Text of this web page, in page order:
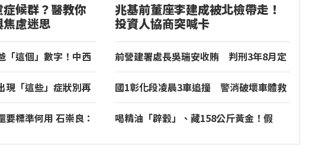
候群？醫教你
慮迷思
「這個」數字！中西
現「這些」症狀別再
標準何用 石崇良：
兆基前董座李建成被北檢帶走！
投資人協商突喊卡
前營建署處長吳瑞安收賄 判刑3年8月定
國1彰化段凌晨3車追撞 警消破壞車體救
喝精油「辟穀」、藏158公斤黃金！假